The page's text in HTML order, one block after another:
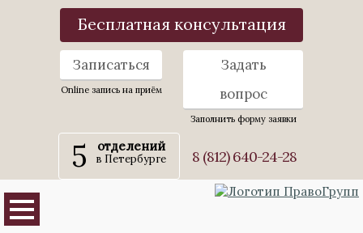
Бесплатная консультация
Записаться
Online запись на приём
Задать
вопрос
Заполнить форму заявки
5 отделений
в Петербурге 8 (812) 640-24-28